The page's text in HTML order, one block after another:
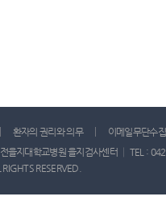
환자의 권리와 의무
이메일무단수
을지대학교병원 을지검사센터 │ TEL :
RESERVED.